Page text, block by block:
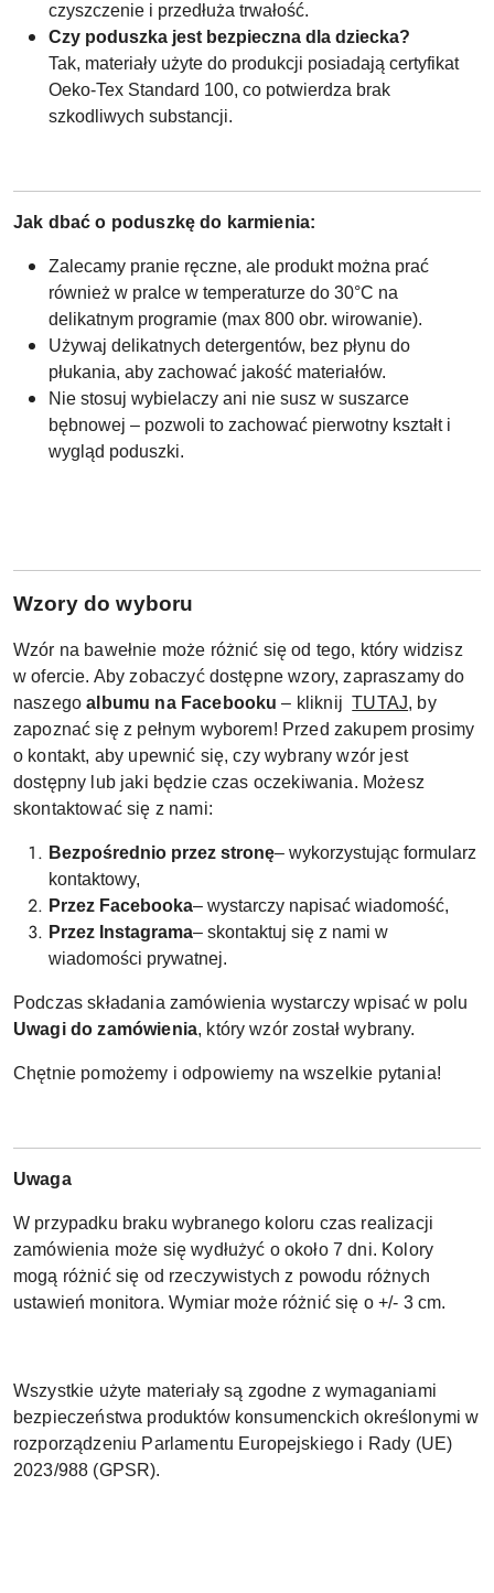
czyszczenie i przedłuża trwałość.
Czy poduszka jest bezpieczna dla dziecka?
Tak, materiały użyte do produkcji posiadają certyfikat
Oeko-Tex Standard 100, co potwierdza brak
szkodliwych substancji.
Jak dbać o poduszkę do karmienia:
Zalecamy pranie ręczne, ale produkt można prać
również w pralce w temperaturze do 30°C na
delikatnym programie (max 800 obr. wirowanie).
Używaj delikatnych detergentów, bez płynu do
płukania, aby zachować jakość materiałów.
Nie stosuj wybielaczy ani nie susz w suszarce
bębnowej – pozwoli to zachować pierwotny kształt i
wygląd poduszki.
Wzory do wyboru
Wzór na bawełnie może różnić się od tego, który widzisz
w ofercie. Aby zobaczyć dostępne wzory, zapraszamy do
naszegoalbumu na Facebooku – kliknij TUTAJ, by
zapoznać się z pełnym wyborem! Przed zakupem prosimy
o kontakt, aby upewnić się, czy wybrany wzór jest
dostępny lub jaki będzie czas oczekiwania. Możesz
skontaktować się z nami:
Bezpośrednio przez stronę– wykorzystując formularz
kontaktowy,
Przez Facebooka– wystarczy napisać wiadomość,
Przez Instagrama– skontaktuj się z nami w
wiadomości prywatnej.
Podczas składania zamówienia wystarczy wpisać w polu
Uwagi do zamówienia, który wzór został wybrany.
Chętnie pomożemy i odpowiemy na wszelkie pytania!
Uwaga
W przypadku braku wybranego koloru czas realizacji
zamówienia może się wydłużyć o około 7 dni. Kolory
mogą różnić się od rzeczywistych z powodu różnych
ustawień monitora. Wymiar może różnić się o +/- 3 cm.
Wszystkie użyte materiały są zgodne z wymaganiami
bezpieczeństwa produktów konsumenckich określonymi w
rozporządzeniu Parlamentu Europejskiego i Rady (UE)
2023/988 (GPSR).